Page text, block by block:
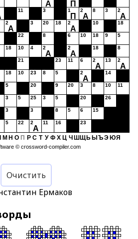
А П
11 3 1
П
2
А
8 3 2
А
2
А
3 20 18 2
А
10 18
22 8 6 10 18 9 5
18 10 4 2
А
2
А
18 8
21 23 11 6 2
А
13 2
А
18 10 23 8 5 2
А
14
5 20 9 20 3 8 10 11
3 5 25 3 5 20 26
3 3 8 5 6 15
5 22 2
А
11 16 23
М Н О П Р С Т У Ф Х Ц Ч Ш Щ Ь Ы ЪЭ ЮЯ
© crossword-compiler.com
Очистить
Ермаков